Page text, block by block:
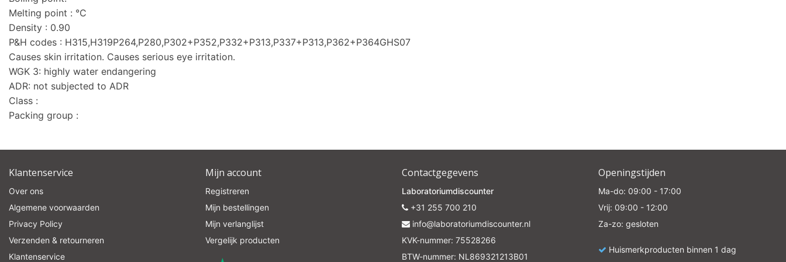
Melting point : °C
Density : 0.90
P&H codes : H315,H319P264,P280,P302+P352,P332+P313,P337+P313,P362+P364GHS07
Causes skin irritation. Causes serious eye irritation.
WGK 3: highly water endangering
ADR: not subjected to ADR
Class :
Packing group :
Klantenservice
Over ons
Algemene voorwaarden
Privacy Policy
Verzenden & retourneren
Klantenservice
Mijn account
Registreren
Mijn bestellingen
Mijn verlanglijst
Vergelijk producten
Contactgegevens
Laboratoriumdiscounter
+31 255 700 210
info@laboratoriumdiscounter.nl
KVK-nummer: 75528266
BTW-nummer: NL869321213B01
Openingstijden
Ma-do: 09:00 - 17:00
Vrij: 09:00 - 12:00
Za-zo: gesloten
Huismerkproducten binnen 1 dag